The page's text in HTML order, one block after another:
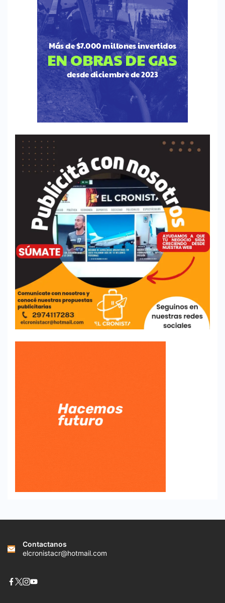
Contactanos
elcronistacr@hotmail.com